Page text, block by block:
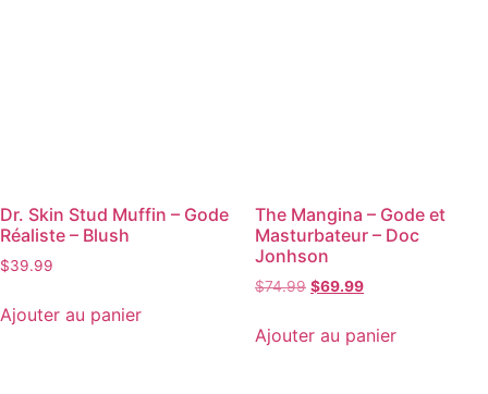
Dr. Skin Stud Muffin – Gode
Réaliste – Blush
$39.99
Ajouter au panier
The Mangina – Gode et
Masturbateur – Doc
Jonhson
$74.99 $69.99
Ajouter au panier